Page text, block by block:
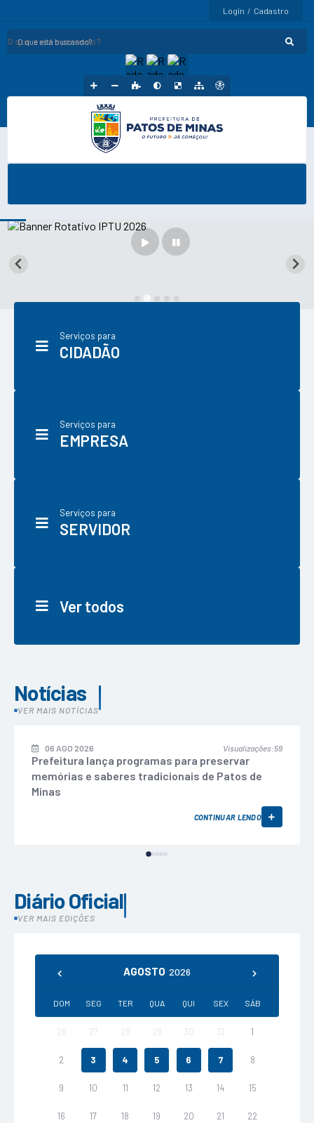
Login / Cadastro
O que está buscando?
CIDADÃO
Serviços para
EMPRESA
Serviços para
SERVIDOR
Serviços para
Ver todos
Notícias
VER MAIS NOTÍCIAS
Prefeitura lança programas para preservar
memórias e saberes tradicionais de Patos de
Minas
06 AGO 2026 59
Visualizações
CONTINUAR LENDO
Diário Oficial
VER MAIS EDIÇÕES
AGOSTO 2026
DOM SEG TER QUA QUI SEX SÁB
26 27 28 29 30 31 1
2 3 4 5 6 7 8
9 10 11 12 13 14 15
16 17 18 19 20 21 22